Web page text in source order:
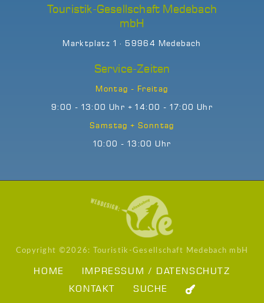
Touristik-Gesellschaft Medebach
mbH
Marktplatz 1 · 59964 Medebach
Service-Zeiten
Montag - Freitag
9:00 - 13:00 Uhr + 14:00 - 17:00 Uhr
Samstag + Sonntag
10:00 - 13:00 Uhr
Copyright ©2026: Touristik-Gesellschaft Medebach mbH
HOME
IMPRESSUM / DATENSCHUTZ
KONTAKT
SUCHE